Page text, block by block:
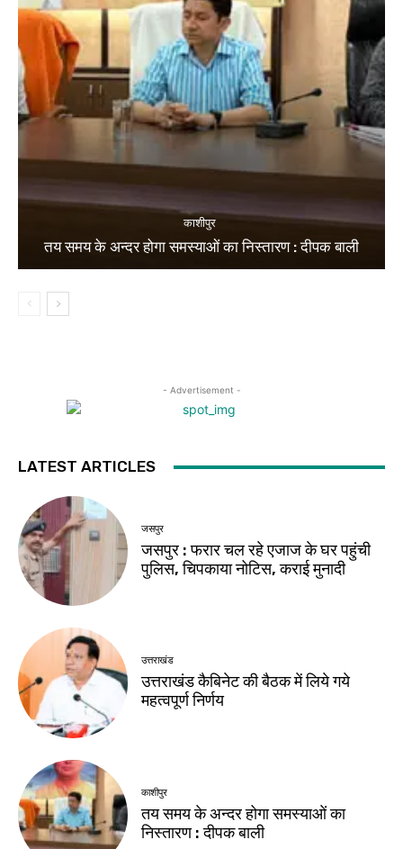
काशीपुर
तय समय के अन्दर होगा समस्याओं का निस्तारण : दीपक बाली
- Advertisement -
LATEST ARTICLES
जसपुर
जसपुर : फरार चल रहे एजाज के घर पहुंची
पुलिस, चिपकाया नोटिस, कराई मुनादी
उत्तराखंड
उत्तराखंड कैबिनेट की बैठक में लिये गये
महत्वपूर्ण निर्णय
काशीपुर
तय समय के अन्दर होगा समस्याओं का
निस्तारण : दीपक बाली